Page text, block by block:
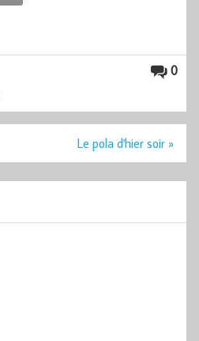
0
Le pola d'hier soir »